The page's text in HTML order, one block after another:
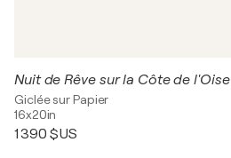
Nuit de Rêve sur la Côte de l'Oise
Giclée sur Papier
16x20in
1 390 $US